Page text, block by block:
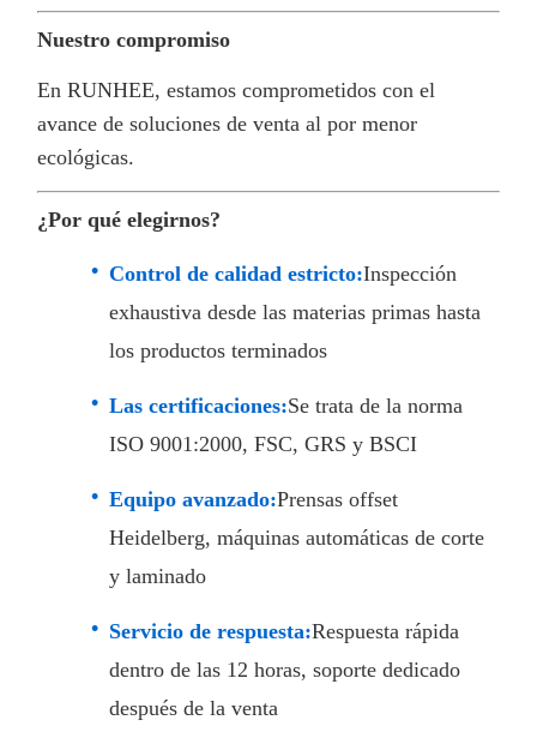
Nuestro compromiso
En RUNHEE, estamos comprometidos con el
avance de soluciones de venta al por menor
ecológicas.
¿Por qué elegirnos?
Control de calidad estricto:Inspección
exhaustiva desde las materias primas hasta
los productos terminados
Las certificaciones:Se trata de la norma
ISO 9001:2000, FSC, GRS y BSCI
Equipo avanzado:Prensas offset
Heidelberg, máquinas automáticas de corte
y laminado
Servicio de respuesta:Respuesta rápida
dentro de las 12 horas, soporte dedicado
después de la venta